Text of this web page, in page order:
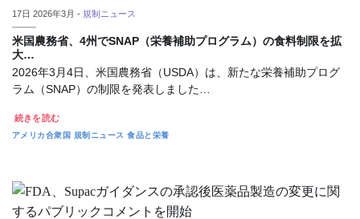
17日 2026年3月 - 規制ニュース
米国農務省、4州でSNAP（栄養補助プログラム）の食料制限を拡
大…
2026年3月4日、米国農務省（USDA）は、新たな栄養補助プログ
ラム（SNAP）の制限を発表しました…
続きを読む
アメリカ合衆国 規制ニュース 食品と栄養